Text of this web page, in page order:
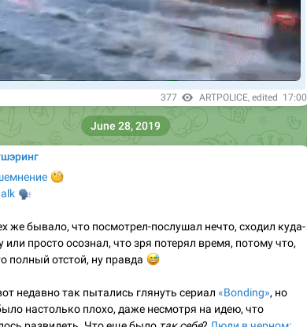
377 ARTPOLICE, edited 17:00
же бывало, что посмотрел-послушал нечто, сходил куда-
или просто осознал, что зря потерял время, потому что,
полный отстой, ну правда
😅
недавно так пытались глянуть сериал «Bonding», но
настолько плохо, даже несмотря на идею, что
June 28, 2019